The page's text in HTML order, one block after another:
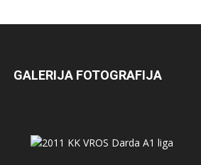
GALERIJA FOTOGRAFIJA